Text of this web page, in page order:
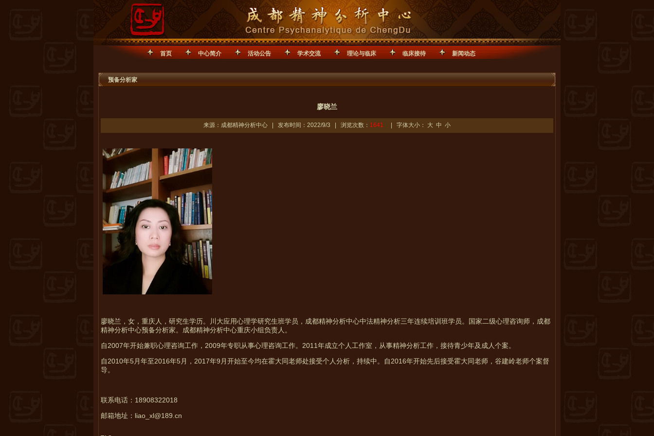
首页 中心简介 活动公告 学术交流 理论与临床 临床接待 新闻动态
预备分析家
廖晓兰
来源：成都精神分析中心 | 发布时间：2022/9/3 | 浏览次数： 1641 | 字体大小： 大 中 小
廖晓兰，女，重庆人，研究生学历。川大应用心理学研究生班学员，成都精神分析中心中法精神分析三年连续培训班学员。国家二级心理咨询师，成都
精神分析中心预备分析家。成都精神分析中心重庆小组负责人。
自2007年开始兼职心理咨询工作，2009年专职从事心理咨询工作。2011年成立个人工作室，从事精神分析工作，接待青少年及成人个案。
自2010年5月年至2016年5月，2017年9月开始至今均在霍大同老师处接受个人分析，持续中。自2016年开始先后接受霍大同老师，谷建岭老师个案督
导。
联系电话：18908322018
邮箱地址：liao_xl@189.cn